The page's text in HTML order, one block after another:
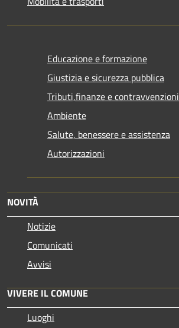
Educazione e formazione
Giustizia e sicurezza pubblica
Tributi,finanze e contravvenzioni
Ambiente
Salute, benessere e assistenza
Autorizzazioni
NOVITÀ
Notizie
Comunicati
Avvisi
VIVERE IL COMUNE
Luoghi